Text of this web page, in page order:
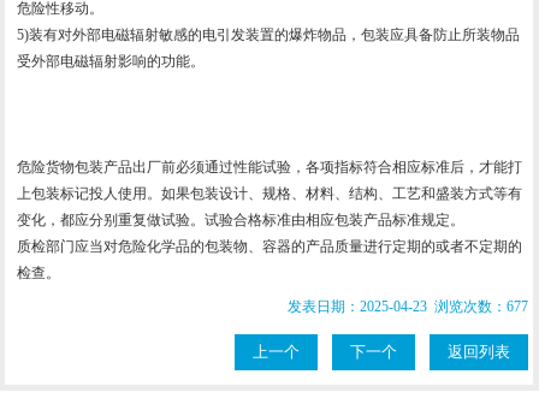
危险性移动。
5)装有对外部电磁辐射敏感的电引发装置的爆炸物品，包装应具备防止所装物品
受外部电磁辐射影响的功能。
危险货物包装产品出厂前必须通过性能试验，各项指标符合相应标准后，才能打
上包装标记投人使用。如果包装设计、规格、材料、结构、工艺和盛装方式等有
变化，都应分别重复做试验。试验合格标准由相应包装产品标准规定。
质检部门应当对危险化学品的包装物、容器的产品质量进行定期的或者不定期的
检查。
发表日期：2025-04-23 浏览次数：677
上一个 下一个 返回列表